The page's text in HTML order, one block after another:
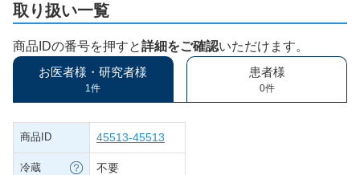
取り扱い一覧
商品IDの番号を押すと詳細をご確認いただけます。
お医者様・研究者様
1件
患者様
0件
商品ID 45513-45513
冷蔵 不要